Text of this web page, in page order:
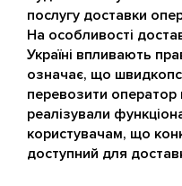
послугу доставки
На особливості
Україні впливають
означає, що
перевозити
реалізували
користувачам, що
доступний для